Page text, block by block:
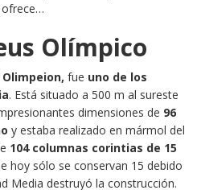
ofrece…
Olímpico
fue uno de los
. Está situado a 500 m al sureste
dimensiones de 96
y estaba realizado en mármol del
104 columnas corintias de 15
hoy sólo se conservan 15 debido
Media destruyó la construcción.